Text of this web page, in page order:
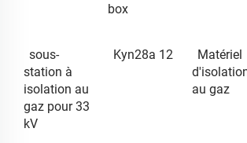
box
sous-
station à
isolation au
gaz pour 33
kV
Kyn28a 12
Matériel
au gaz